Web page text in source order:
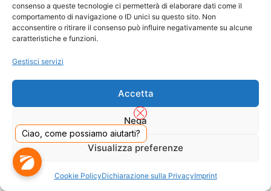
consenso a queste tecnologie ci permetterà di elaborare dati come il
comportamento di navigazione o ID unici su questo sito. Non
acconsentire o ritirare il consenso può influire negativamente su alcune
caratteristiche e funzioni.
Gestisci servizi
Accetta
Nega
Visualizza preferenze
Cookie PolicyDichiarazione sulla PrivacyImprint
DADO S.R.L. Unipersonale - Viale Enrico Forlanini 23 - 20134 Milano (MI) - Italy
Tel. 02.40703420 - P.Iva/C.F. 02681390809 - Numero REA MI-2640300 - Cap. Soc.
Ciao, come possiamo aiutarti?